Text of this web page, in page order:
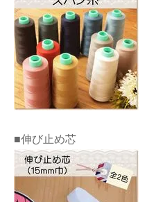
■伸び止め芯